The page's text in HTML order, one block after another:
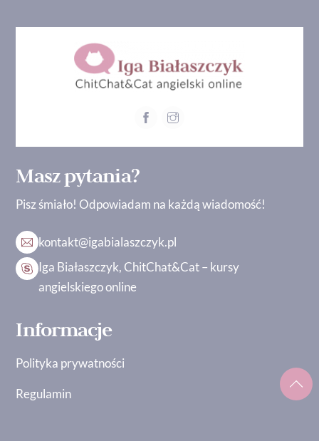
Masz pytania?
Pisz śmiało! Odpowiadam na każdą wiadomość!
kontakt@igabialaszczyk.pl
Iga Białaszczyk, ChitChat&Cat – kursy
angielskiego online
Informacje
Polityka prywatności
Regulamin